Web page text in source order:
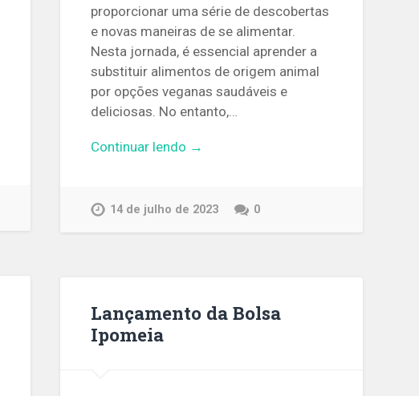
proporcionar uma série de descobertas
e novas maneiras de se alimentar.
Nesta jornada, é essencial aprender a
substituir alimentos de origem animal
por opções veganas saudáveis e
deliciosas. No entanto,…
Continuar lendo →
14 de julho de 2023 0
Lançamento da Bolsa
Ipomeia